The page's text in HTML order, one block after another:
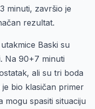
minuti, završio je
rezultat.
Baski su
Na 90+7 minuti
ali su tri boda
bio klasičan primer
mogu spasiti situaciju